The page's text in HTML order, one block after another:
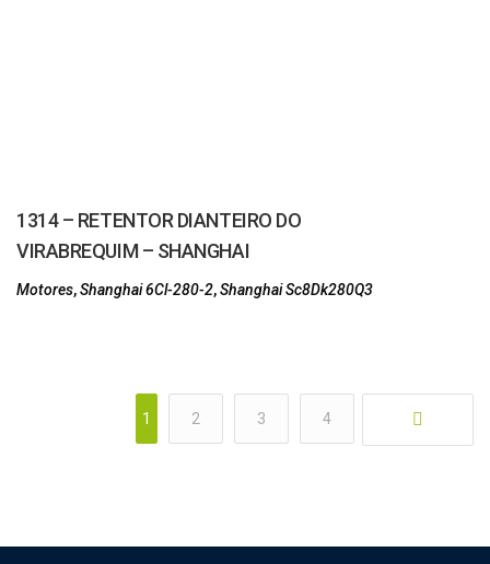
1314 – RETENTOR DIANTEIRO DO
VIRABREQUIM – SHANGHAI
Motores,Shanghai 6Cl-280-2,Shanghai Sc8Dk280Q3
1 2 3 4